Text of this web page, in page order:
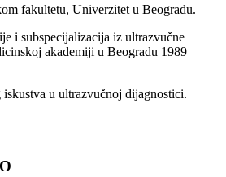
fakultetu, Univerzitet u Beogradu.
i subspecijalizacija iz ultrazvučne
akademiji u Beogradu 1989
u ultrazvučnoj dijagnostici.